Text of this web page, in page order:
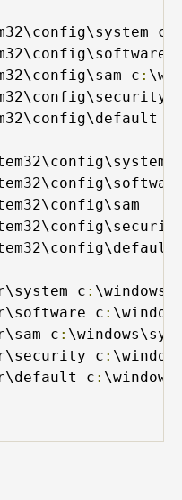
c
c :
c
c :
c :
c :
c :
c :